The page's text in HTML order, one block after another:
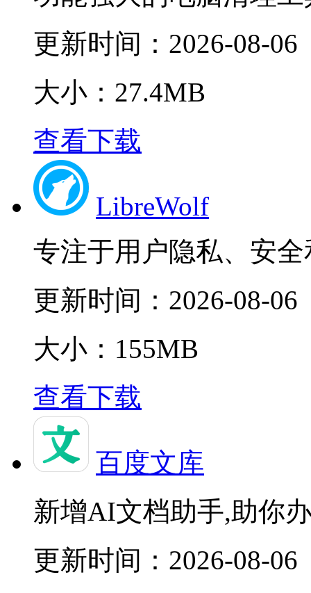
更新时间： 2026-08-06
大小：27.4MB
查看下载
LibreWolf
专注于用户隐私、安
更新时间： 2026-08-06
大小：155MB
查看下载
百度文库
新增AI文档助手,助你
更新时间： 2026-08-06